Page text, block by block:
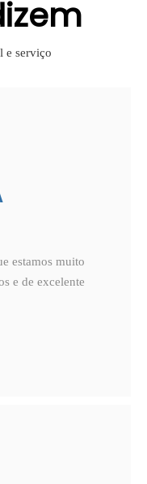
e serviço
estamos muito
e de excelente